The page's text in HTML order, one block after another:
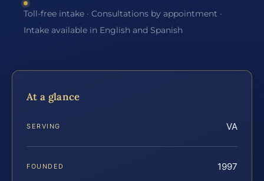
Toll-free intake · Consultations by appointment ·
Intake available in English and Spanish
At a glance
SERVING VA
FOUNDED 1997